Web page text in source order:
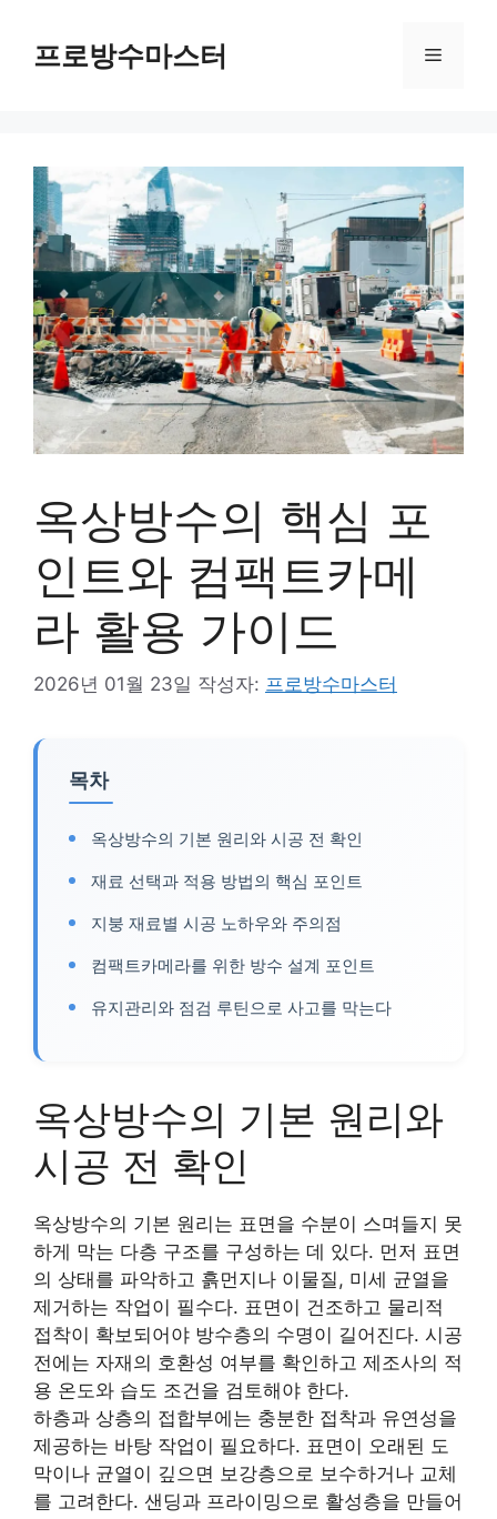
프로방수마스터 메
옥상방수의 핵심 포
인트와 컴팩트카메
라 활용 가이드
2026년 01월 23일 작성자: 프로방수마스터
목차
옥상방수의 기본 원리와 시공 전 확인
재료 선택과 적용 방법의 핵심 포인트
지붕 재료별 시공 노하우와 주의점
컴팩트카메라를 위한 방수 설계 포인트
유지관리와 점검 루틴으로 사고를 막는다
옥상방수의 기본 원리와
시공 전 확인
옥상방수의 기본 원리는 표면을 수분이 스며들지 못
하게 막는 다층 구조를 구성하는 데 있다. 먼저 표면
의 상태를 파악하고 흙먼지나 이물질, 미세 균열을
제거하는 작업이 필수다. 표면이 건조하고 물리적
접착이 확보되어야 방수층의 수명이 길어진다. 시공
전에는 자재의 호환성 여부를 확인하고 제조사의 적
용 온도와 습도 조건을 검토해야 한다.
하층과 상층의 접합부에는 충분한 접착과 유연성을
제공하는 바탕 작업이 필요하다. 표면이 오래된 도
막이나 균열이 깊으면 보강층으로 보수하거나 교체
를 고려한다. 샌딩과 프라이밍으로 활성층을 만들어